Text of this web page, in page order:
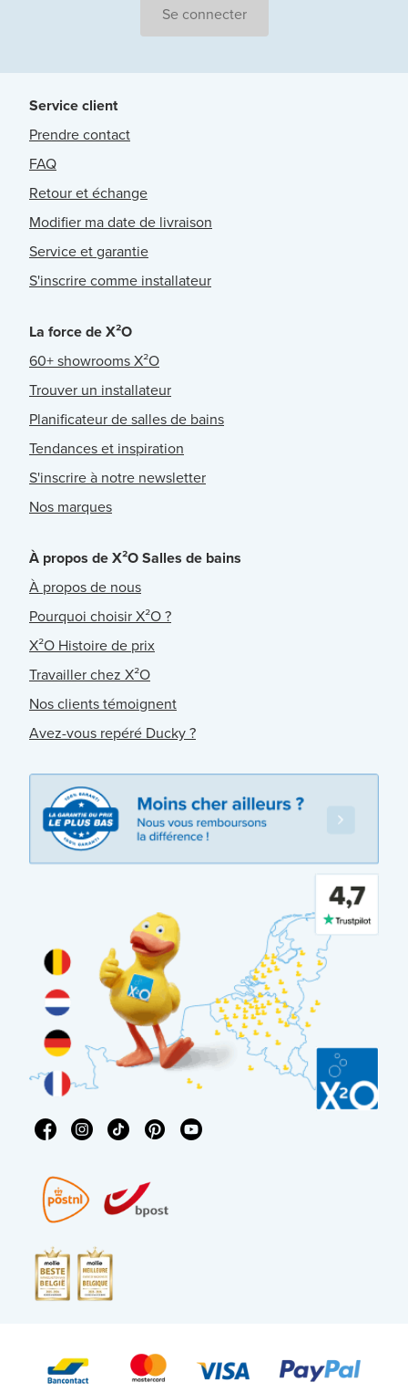
Se connecter
Service client
Prendre contact
FAQ
Retour et échange
Modifier ma date de livraison
Service et garantie
S'inscrire comme installateur
La force de X²O
60+ showrooms X²O
Trouver un installateur
Planificateur de salles de bains
Tendances et inspiration
S'inscrire à notre newsletter
Nos marques
À propos de X²O Salles de bains
À propos de nous
Pourquoi choisir X²O ?
X²O Histoire de prix
Travailler chez X²O
Nos clients témoignent
Avez-vous repéré Ducky ?